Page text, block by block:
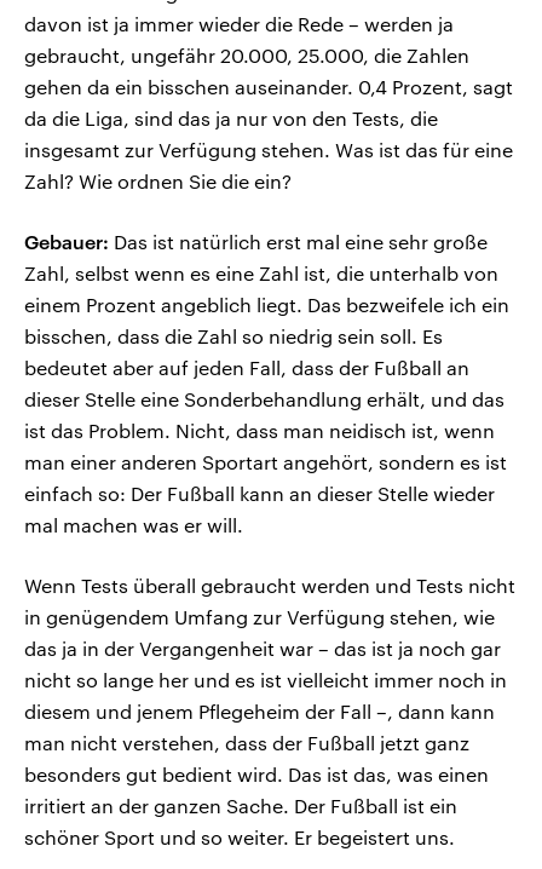
davon ist ja immer wieder die Rede – werden ja
gebraucht, ungefähr 20.000, 25.000, die Zahlen
gehen da ein bisschen auseinander. 0,4 Prozent, sagt
da die Liga, sind das ja nur von den Tests, die
insgesamt zur Verfügung stehen. Was ist das für eine
Zahl? Wie ordnen Sie die ein?
Gebauer: Das ist natürlich erst mal eine sehr große
Zahl, selbst wenn es eine Zahl ist, die unterhalb von
einem Prozent angeblich liegt. Das bezweifele ich ein
bisschen, dass die Zahl so niedrig sein soll. Es
bedeutet aber auf jeden Fall, dass der Fußball an
dieser Stelle eine Sonderbehandlung erhält, und das
ist das Problem. Nicht, dass man neidisch ist, wenn
man einer anderen Sportart angehört, sondern es ist
einfach so: Der Fußball kann an dieser Stelle wieder
mal machen was er will.
Wenn Tests überall gebraucht werden und Tests nicht
in genügendem Umfang zur Verfügung stehen, wie
das ja in der Vergangenheit war – das ist ja noch gar
nicht so lange her und es ist vielleicht immer noch in
diesem und jenem Pflegeheim der Fall –, dann kann
man nicht verstehen, dass der Fußball jetzt ganz
besonders gut bedient wird. Das ist das, was einen
irritiert an der ganzen Sache. Der Fußball ist ein
schöner Sport und so weiter. Er begeistert uns.